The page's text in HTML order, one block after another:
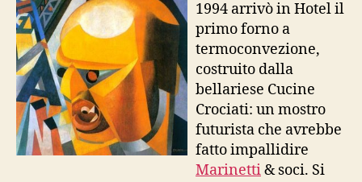
1994 arrivò in Hotel il
primo forno a
termoconvezione,
costruito dalla
bellariese Cucine
Crociati: un mostro
futurista che avrebbe
fatto impallidire
Marinetti& soci. Si